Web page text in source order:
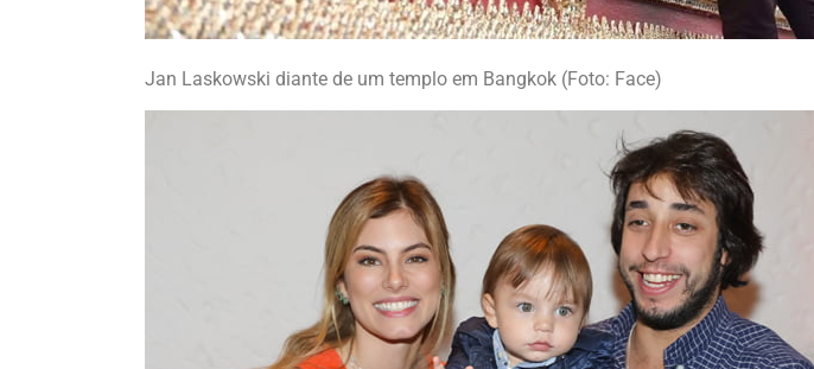
Jan Laskowski diante de um templo em Bangkok (Foto: Face)